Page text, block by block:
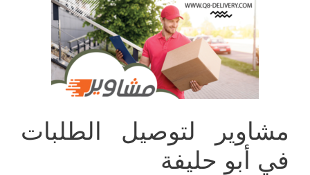
مشاوير لتوصيل الطلبات
في أبو حليفة